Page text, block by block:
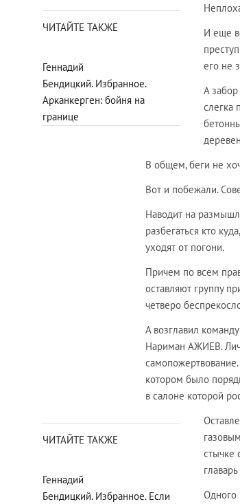
ЧИТАЙТЕ ТАКЖЕ
Геннадий
Бендицкий. Избранное.
Арканкерген: бойня на
границе
И еще
его не
А
слегка
В общем, беги не
Вот и побежали.
Наводит на
разбегаться кто
уходят от погони.
Причем по всем
оставляют группу
четверо
А возглавил
Нариман АЖИЕВ.
котором было
в салоне которой
ЧИТАЙТЕ ТАКЖЕ
Геннадий
Бендицкий. Избранное. Если
стычке
Одного